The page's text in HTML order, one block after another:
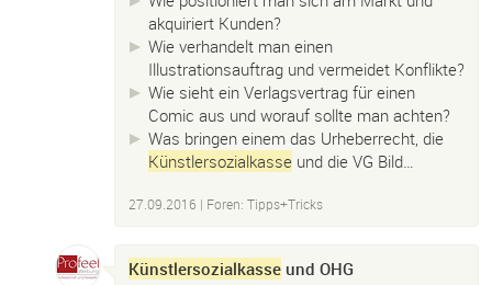
akquiriert Kunden?
Wie verhandelt man einen
Illustrationsauftrag und vermeidet Konflikte?
Wie sieht ein Verlagsvertrag für einen
Comic aus und worauf sollte man achten?
Was bringen einem das Urheberrecht, die
Künstlersozialkasse und die VG Bild…
27.09.2016 | Foren: Tipps+Tricks
Künstlersozialkasse und OHG